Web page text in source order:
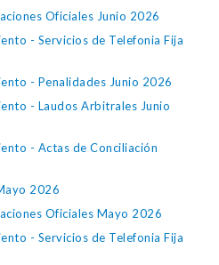
Oficiales Junio 2026
- Servicios de Telefonia Fija
- Penalidades Junio 2026
- Laudos Arbitrales Junio
- Actas de Conciliación
2026
Oficiales Mayo 2026
- Servicios de Telefonia Fija